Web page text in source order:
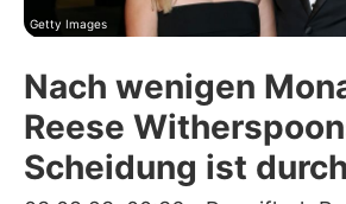
Promiflash
Alle Themen auf
Jobs
Getty Images
Nach wenigen
Reese
Scheidung ist durch